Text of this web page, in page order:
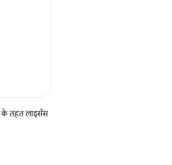
के तहत लाइसेंस